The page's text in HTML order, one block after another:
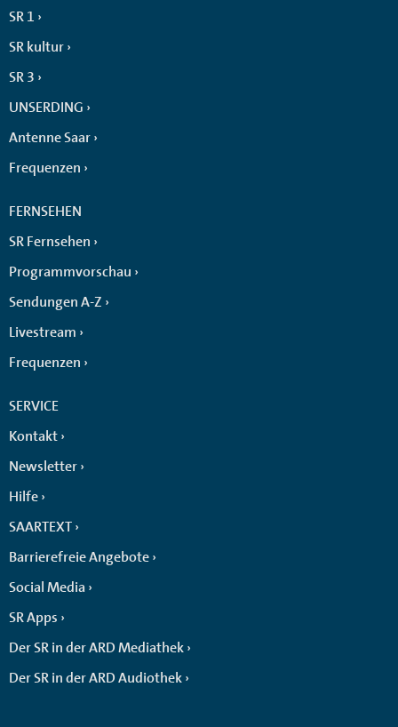
SR 1
SR kultur
SR 3
UNSERDING
Antenne Saar
Frequenzen
FERNSEHEN
SR Fernsehen
Programmvorschau
Sendungen A-Z
Livestream
Frequenzen
SERVICE
Kontakt
Newsletter
Hilfe
SAARTEXT
Barrierefreie Angebote
Social Media
SR Apps
Der SR in der ARD Mediathek
Der SR in der ARD Audiothek